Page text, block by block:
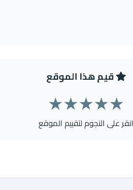
قيم هذا الموقع
★
★
★
★
★
انقر على النجوم لتقييم الموقع